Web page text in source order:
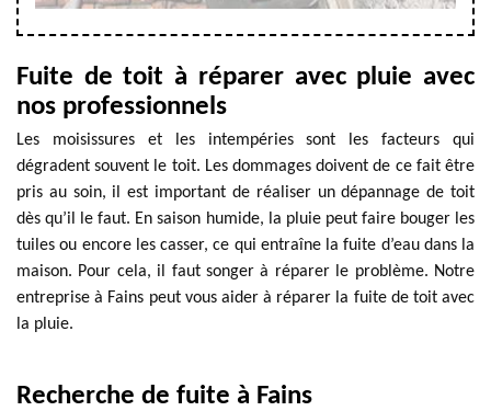
Fuite de toit à réparer avec pluie avec
nos professionnels
Les moisissures et les intempéries sont les facteurs qui
dégradent souvent le toit. Les dommages doivent de ce fait être
pris au soin, il est important de réaliser un dépannage de toit
dès qu’il le faut. En saison humide, la pluie peut faire bouger les
tuiles ou encore les casser, ce qui entraîne la fuite d’eau dans la
maison. Pour cela, il faut songer à réparer le problème. Notre
entreprise à Fains peut vous aider à réparer la fuite de toit avec
la pluie.
Recherche de fuite à Fains